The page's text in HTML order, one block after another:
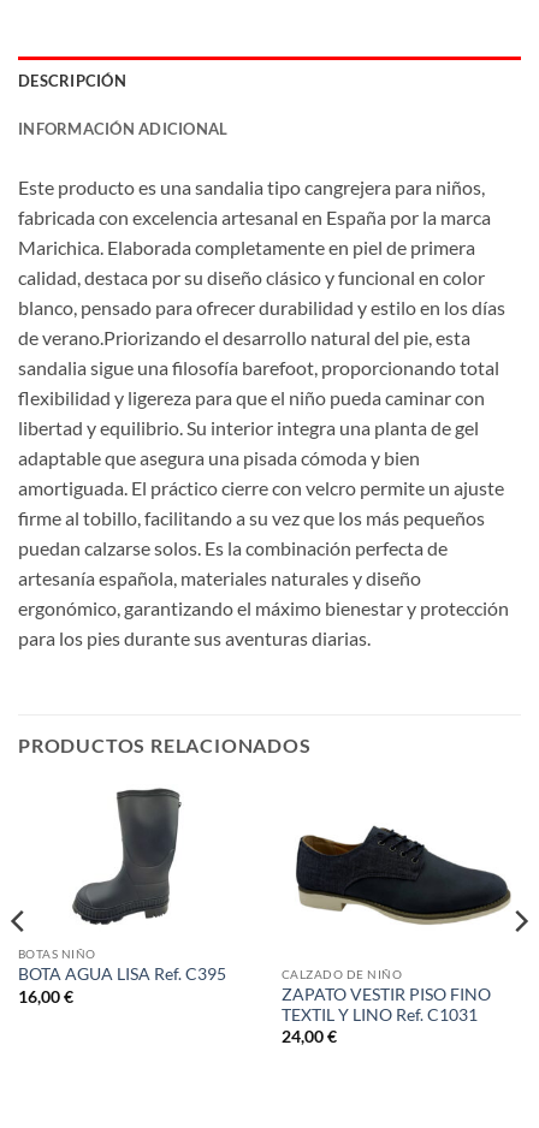
DESCRIPCIÓN
INFORMACIÓN ADICIONAL
Este producto es una sandalia tipo cangrejera para niños,
fabricada con excelencia artesanal en España por la marca
Marichica. Elaborada completamente en piel de primera
calidad, destaca por su diseño clásico y funcional en color
blanco, pensado para ofrecer durabilidad y estilo en los días
de verano.Priorizando el desarrollo natural del pie, esta
sandalia sigue una filosofía barefoot, proporcionando total
flexibilidad y ligereza para que el niño pueda caminar con
libertad y equilibrio. Su interior integra una planta de gel
adaptable que asegura una pisada cómoda y bien
amortiguada. El práctico cierre con velcro permite un ajuste
firme al tobillo, facilitando a su vez que los más pequeños
puedan calzarse solos. Es la combinación perfecta de
artesanía española, materiales naturales y diseño
ergonómico, garantizando el máximo bienestar y protección
para los pies durante sus aventuras diarias.
PRODUCTOS RELACIONADOS
BOTAS NIÑO
BOTA AGUA LISA Ref. C395
16,00€
CALZADO DE NIÑO
ZAPATO VESTIR PISO FINO
TEXTIL Y LINO Ref. C1031
24,00€